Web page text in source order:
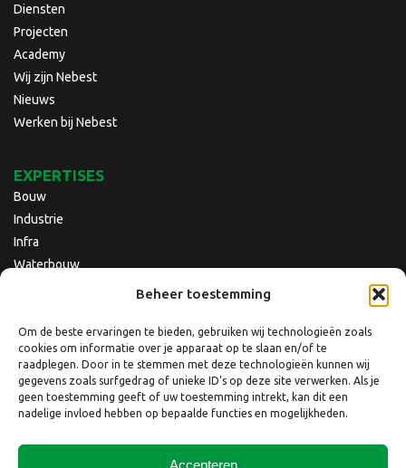
Beheer toestemming
Om de beste ervaringen te bieden, gebruiken wij technologieën zoals
cookies om informatie over je apparaat op te slaan en/of te
raadplegen. Door in te stemmen met deze technologieën kunnen wij
gegevens zoals surfgedrag of unieke ID's op deze site verwerken. Als je
geen toestemming geeft of uw toestemming intrekt, kan dit een
nadelige invloed hebben op bepaalde functies en mogelijkheden.
Accepteren
Diensten
Projecten
Academy
Wij zijn Nebest
Nieuws
Werken bij Nebest
EXPERTISES
Bouw
Industrie
Infra
Waterbouw